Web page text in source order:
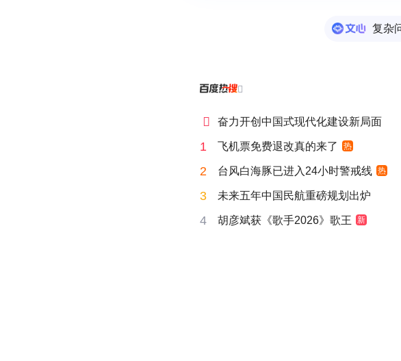
复杂

 奋力开创中国式现代化建设新局面
1 飞机票免费退改真的来了 热
2 台风白海豚已进入24小时警戒线 热
3 未来五年中国民航重磅规划出炉
4 胡彦斌获《歌手2026》歌王 新